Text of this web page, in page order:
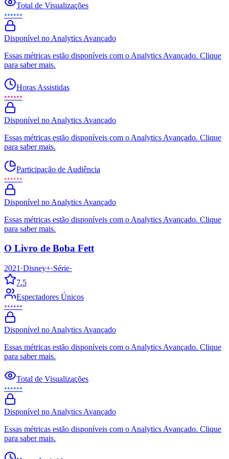
Total de Visualizações
••••••
Disponível no Analytics Avançado
Essas métricas estão disponíveis com o Analytics Avançado. Clique
para saber mais.
Horas Assistidas
••••••
Disponível no Analytics Avançado
Essas métricas estão disponíveis com o Analytics Avançado. Clique
para saber mais.
Participação de Audiência
••••••
Disponível no Analytics Avançado
Essas métricas estão disponíveis com o Analytics Avançado. Clique
para saber mais.
O Livro de Boba Fett
2021 ·Disney+·Série·
7.5
Espectadores Únicos
••••••
Disponível no Analytics Avançado
Essas métricas estão disponíveis com o Analytics Avançado. Clique
para saber mais.
Total de Visualizações
••••••
Disponível no Analytics Avançado
Essas métricas estão disponíveis com o Analytics Avançado. Clique
para saber mais.